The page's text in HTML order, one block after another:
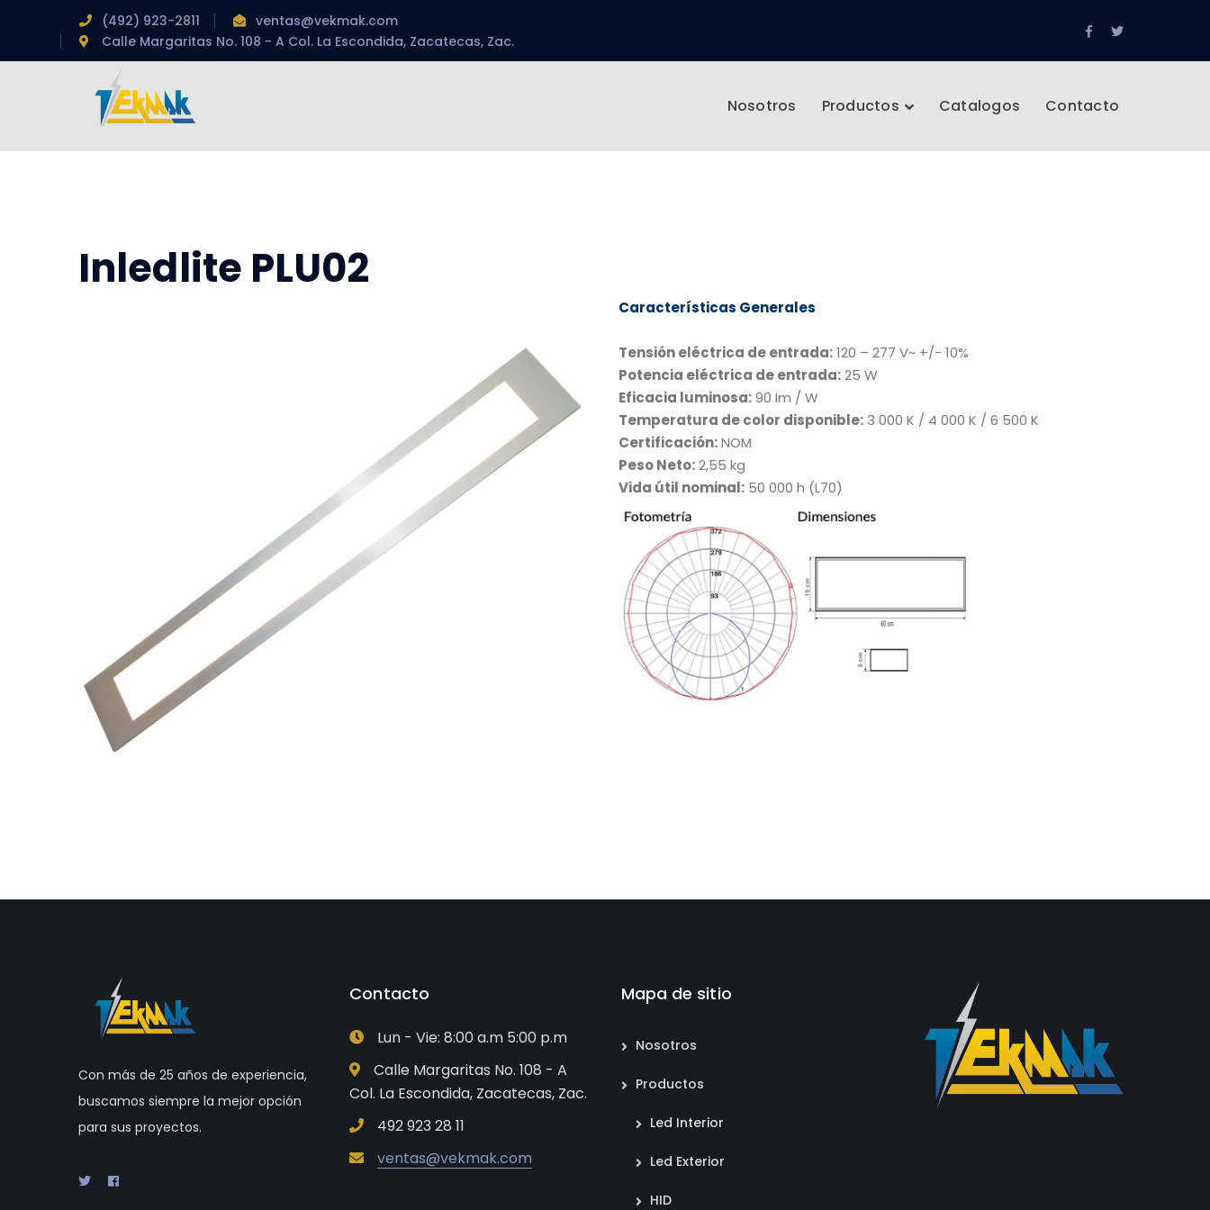
(492) 923-2811
ventas@vekmak.com
Calle Margaritas No. 108 - A Col. La Escondida, Zacatecas, Zac.
Facebook
Twitter
Nosotros Productos Catalogos Contacto
Inledlite PLU02
Características Generales
Tensión eléctrica de entrada:120 – 277 V~ +/- 10%
Potencia eléctrica de entrada:25 W
Eficacia luminosa:90 Im / W
Temperatura de color disponible: 3 000 K / 4 000 K / 6 500 K
Certificación:NOM
Peso Neto:2,55 kg
Vida útil nominal: 50 000 h (L70)
Con más de 25 años de experiencia,
buscamos siempre la mejor opción
para sus proyectos.
Contacto
Lun - Vie: 8:00 a.m 5:00 p.m
Calle Margaritas No. 108 - A
Col. La Escondida, Zacatecas, Zac.
492 923 28 11
ventas@vekmak.com
Mapa de sitio
Nosotros
Productos
Led Interior
Led Exterior
HID